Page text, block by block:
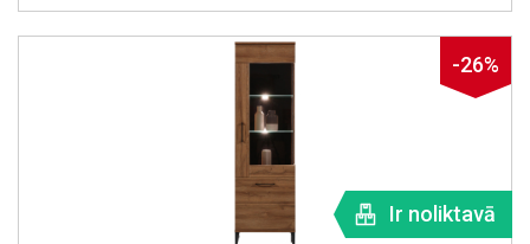
-26%
Ir noliktavā